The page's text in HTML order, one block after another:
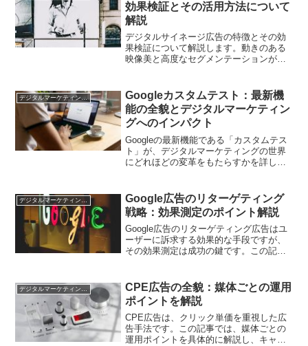
効果検証とその活用方法について
解説
デジタルサイネージ広告の特徴とその効
果検証について解説します。動きのある
映像美と高度なセグメンテーションが魅
Googleカスタムテスト：最新機
能の全貌とデジタルマーケティン
グへのインパクト
Googleの最新機能である「カスタムテス
ト」が、デジタルマーケティングの世界
にどれほどの変革をもたらすかを詳しく
Google広告のリターゲティング
戦略：効果測定のポイント解説
Google広告のリターゲティング広告はユ
ーザーに訴求する効果的な手段ですが、
その効果測定は成功の鍵です。この記事
手法について解説します。正確な効果測
定により、キャンペーンの最適化やROI
向上に繋げましょう。
デジタルマーケティング基礎
CPE広告の全貌：媒体ごとの運用
ポイントを解説
CPE広告は、クリック単価を重視した広
告手法です。この記事では、媒体ごとの
運用ポイントを具体的に解説し、キャン